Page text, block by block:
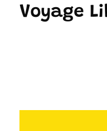
Voyage